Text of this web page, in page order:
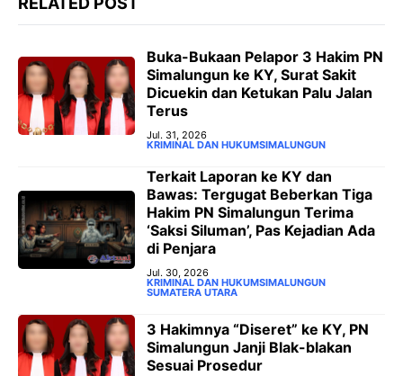
‎Buka-Bukaan Pelapor 3 Hakim PN
Simalungun ke KY, Surat Sakit
Dicuekin dan Ketukan Palu Jalan
Terus ‎
Jul. 31, 2026
KRIMINAL DAN HUKUMSIMALUNGUN
‎Terkait Laporan ke KY dan
Bawas: Tergugat Beberkan Tiga
Hakim PN Simalungun Terima
‘Saksi Siluman’, Pas Kejadian Ada
di Penjara
Jul. 30, 2026
KRIMINAL DAN HUKUMSIMALUNGUN
SUMATERA UTARA
3 Hakimnya “Diseret” ke KY, PN
Simalungun Janji Blak-blakan
Sesuai Prosedur